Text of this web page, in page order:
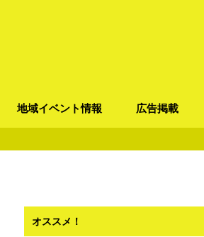
地域イベント情報 広告掲載
オススメ！